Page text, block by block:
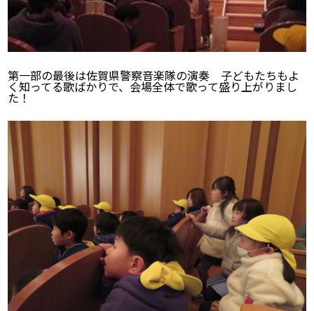
第一部の最後は佐賀県警察音楽隊の演奏 子どもたちもよ
く知ってる歌ばかりで、会場全体で歌って盛り上がりまし
た！